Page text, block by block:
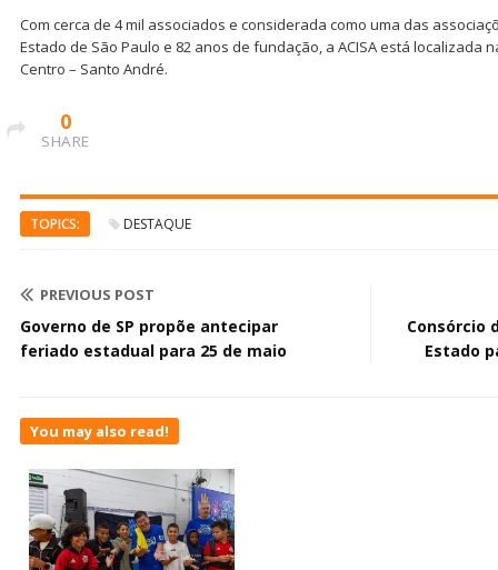
Com cerca de 4 mil associados e considerada como uma das
Estado de São Paulo e 82 anos de fundação, a ACISA está localizada
Centro – Santo André.
0
SHARE
TOPICS: DESTAQUE
PREVIOUS POST
Governo de SP propõe antecipar
feriado estadual para 25 de maio
Consórcio
Estado
You may also read!